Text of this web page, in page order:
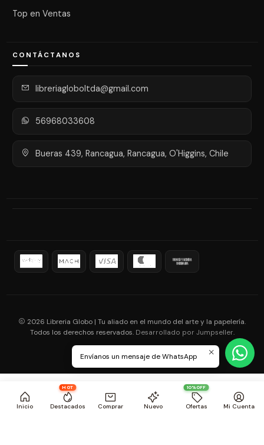
Inicio
HOT
Destacados Comprar Nuevo
10%OFF
Ofertas Mi Cuenta
Top en Ventas
CONTÁCTANOS
libreriagloboltda@gmail.com
56968033608
Bueras 439, Rancagua, Rancagua, O'Higgins, Chile
2026 Libreria Globo | Tu aliado en el mundo del arte y la papelería.
Todos los derechos reservados. Desarrollado por Jumpseller.
Envíanos un mensaje de WhatsApp